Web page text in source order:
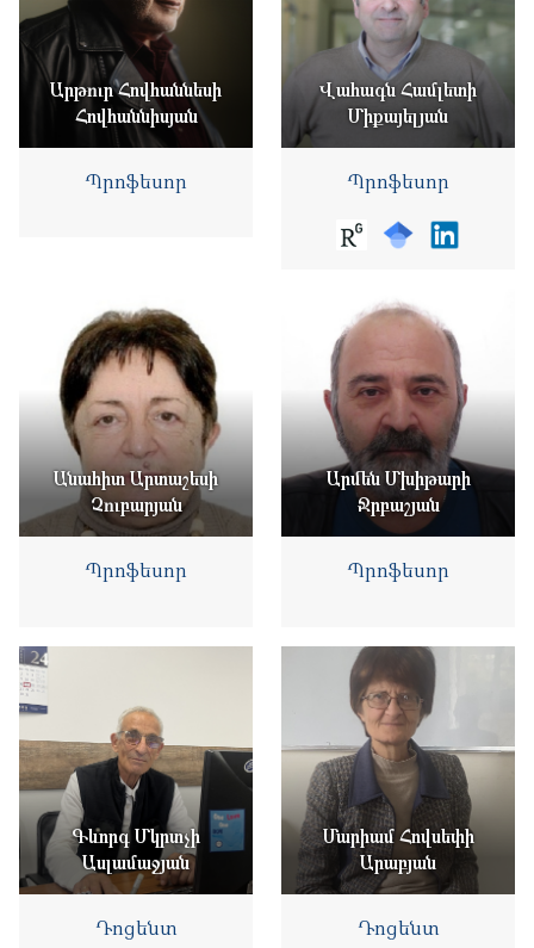
Արթուր Հովհաննեսի
Հովհաննիսյան
Պրոֆեսոր
Վահագն Համլետի
Միքայելյան
Պրոֆեսոր
Անահիտ Արտաշեսի
Չուբարյան
Պրոֆեսոր
Արմեն Մխիթարի
Ջրբաշյան
Պրոֆեսոր
Գևորգ Մկրտչի
Ասլամաջյան
Դոցենտ
Մարիամ Հովսեփի
Արաբյան
Դոցենտ